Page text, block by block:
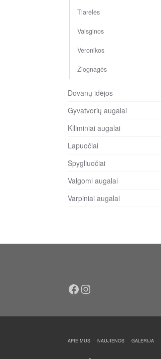
Tiarėlės
Vaisginos
Veronikos
Žiognagės
Dovanų idėjos
Gyvatvorių augalai
Kiliminiai augalai
Lapuočiai
Spygliuočiai
Valgomi augalai
Varpiniai augalai
Facebook
Instagram
APIE MUS NAUJIENOS GALERIJA